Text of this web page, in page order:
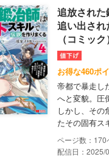
追放され
追い出さ
（コミッ
お得な460ポ
帝都で暴走し
へと変貌。圧
しかし、その
たその固有ス
170
配信日：2025/